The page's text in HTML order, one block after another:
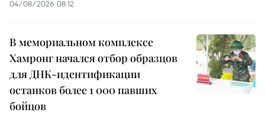
04/08/2026 08:12
В мемориальном комплексе
Хамронг начался отбор образцов
для ДНК-идентификации
останков более 1 000 павших
бойцов